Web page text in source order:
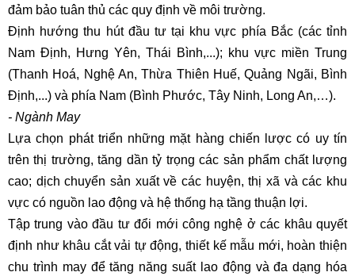
đảm bảo tuân thủ các quy định về môi trường.
Định hướng thu hút đầu tư tại khu vực phía Bắc (các tỉnh
Nam Định, Hưng Yên, Thái Bình,...); khu vực miền Trung
(Thanh Hoá, Nghệ An, Thừa Thiên Huế, Quảng Ngãi, Bình
Định,...) và phía Nam (Bình Phước, Tây Ninh, Long An,…).
- Ngành May
Lựa chọn phát triển những mặt hàng chiến lược có uy tín
trên thị trường, tăng dần tỷ trọng các sản phẩm chất lượng
cao; dịch chuyển sản xuất về các huyện, thị xã và các khu
vực có nguồn lao động và hệ thống hạ tầng thuận lợi.
Tập trung vào đầu tư đổi mới công nghệ ở các khâu quyết
định như khâu cắt vải tự động, thiết kế mẫu mới, hoàn thiện
chu trình may để tăng năng suất lao động và đa dạng hóa